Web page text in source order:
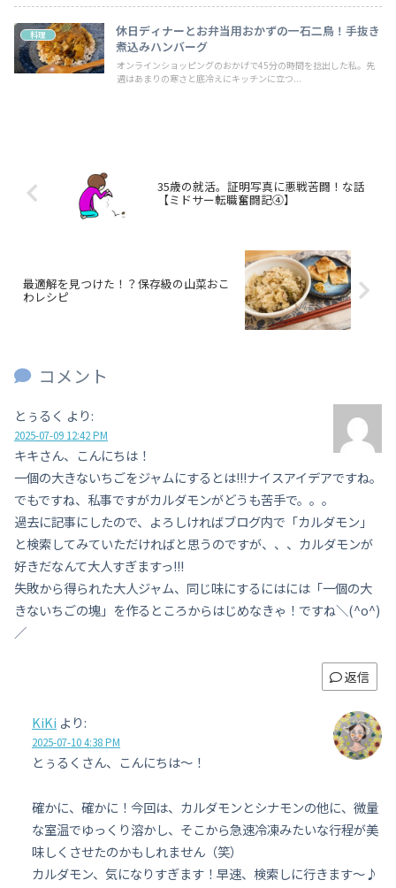
料理
休日ディナーとお弁当用おかずの一石二鳥！手抜き
煮込みハンバーグ
オンラインショッピングのおかげで45分の時間を捻出した私。先
週はあまりの寒さと底冷えにキッチンに立つ...
35歳の就活。証明写真に悪戦苦闘！な話
【ミドサー転職奮闘記④】
最適解を見つけた！？保存級の山菜おこ
わレシピ
コメント
とぅるく より:
2025-07-09 12:42 PM
キキさん、こんにちは！
一個の大きないちごをジャムにするとは!!!ナイスアイデアですね。
でもですね、私事ですがカルダモンがどうも苦手で。。。
過去に記事にしたので、よろしければブログ内で「カルダモン」
と検索してみていただければと思うのですが、、、カルダモンが
好きだなんて大人すぎますっ!!!
失敗から得られた大人ジャム、同じ味にするにはには「一個の大
きないちごの塊」を作るところからはじめなきゃ！ですね＼(^o^)
／
返信
KiKi より:
2025-07-10 4:38 PM
とぅるくさん、こんにちは～！
確かに、確かに！今回は、カルダモンとシナモンの他に、微量
な室温でゆっくり溶かし、そこから急速冷凍みたいな行程が美
味しくさせたのかもしれません（笑）
カルダモン、気になりすぎます！早速、検索しに行きます～♪